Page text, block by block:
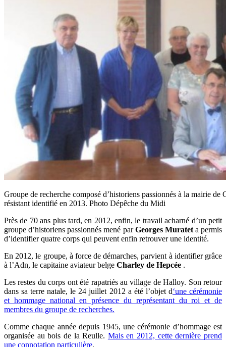
Groupe de recherche composé d’historiens passionnés à la mairie
résistant identifié en 2013. Photo Dépêche du Midi
Près de 70 ans plus tard, en 2012, enfin, le travail acharné d’un petit
groupe d’historiens passionnés mené parGeorges Murateta permis
d’identifier quatre corps qui peuvent enfin retrouver une identité.
En 2012, le groupe, à force de démarches, parvient à identifier grâce
à l’Adn, le capitaine aviateur belge Charley de Hepcée .
Les restes du corps ont été rapatriés au village de Halloy. Son retour
dans sa terre natale, le 24 juillet 2012 a été l’objet d‘une cérémonie
et hommage national en présence du représentant du roi et de
membres du groupe de recherches.
Comme chaque année depuis 1945, une cérémonie d’hommage est
organisée au bois de la Reulle. Mais en 2012, cette dernière prend
une connotation particulière.